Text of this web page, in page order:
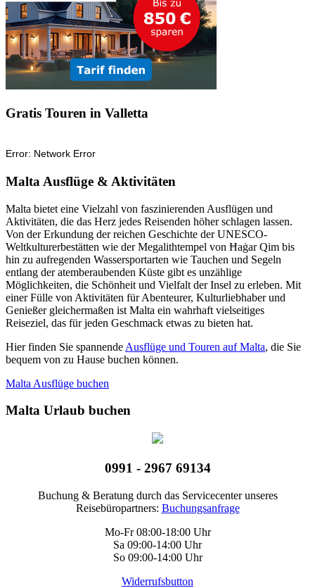
Gratis Touren in Valletta
Malta Ausflüge & Aktivitäten
Malta bietet eine Vielzahl von faszinierenden Ausflügen und
Aktivitäten, die das Herz jedes Reisenden höher schlagen lassen.
Von der Erkundung der reichen Geschichte der UNESCO-
Weltkulturerbestätten wie der Megalithtempel von Ħaġar Qim bis
hin zu aufregenden Wassersportarten wie Tauchen und Segeln
entlang der atemberaubenden Küste gibt es unzählige
Möglichkeiten, die Schönheit und Vielfalt der Insel zu erleben. Mit
einer Fülle von Aktivitäten für Abenteurer, Kulturliebhaber und
Genießer gleichermaßen ist Malta ein wahrhaft vielseitiges
Reiseziel, das für jeden Geschmack etwas zu bieten hat.
Hier finden Sie spannende Ausflüge und Touren auf Malta, die Sie
bequem von zu Hause buchen können.
Malta Ausflüge buchen
Malta Urlaub buchen
0991 - 2967 69134
Buchung & Beratung durch das Servicecenter unseres
Reisebüropartners: Buchungsanfrage
Mo-Fr 08:00-18:00 Uhr
Sa 09:00-14:00 Uhr
So 09:00-14:00 Uhr
Widerrufsbutton